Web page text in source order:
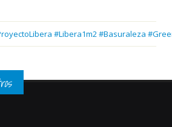
#Libera1m2 #Basuraleza